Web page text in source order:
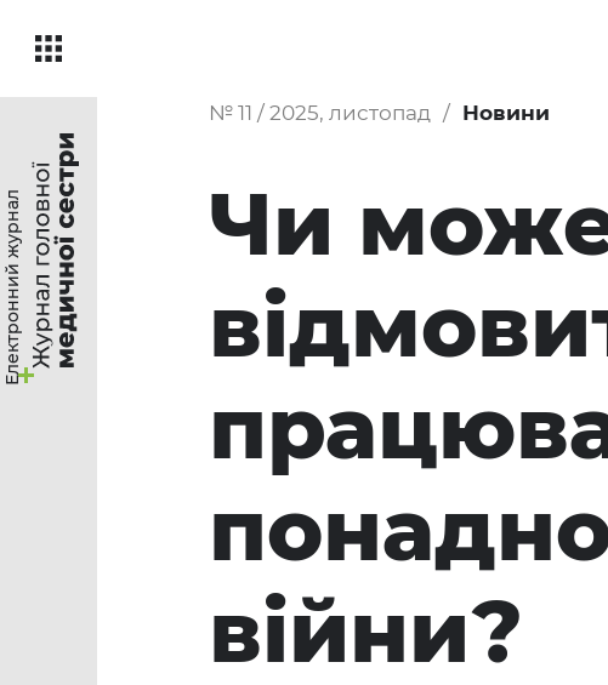
№ 11 / 2025, листопад Новини
Чи
війни?
Електронний журнал